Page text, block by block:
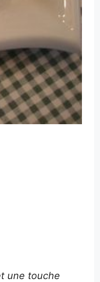
une touche